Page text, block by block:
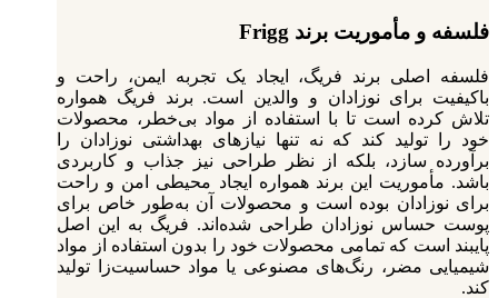
فلسفه و مأموریت برند Frigg
فلسفه اصلی برند فریگ، ایجاد یک تجربه ایمن، راحت و
باکیفیت برای نوزادان و والدین است. برند فریگ همواره
تلاش کرده است تا با استفاده از مواد بی‌خطر، محصولات
خود را تولید کند که نه تنها نیازهای بهداشتی نوزادان را
برآورده سازد، بلکه از نظر طراحی نیز جذاب و کاربردی
باشد. مأموریت این برند همواره ایجاد محیطی امن و راحت
برای نوزادان بوده است و محصولات آن به‌طور خاص برای
پوست حساس نوزادان طراحی شده‌اند. فریگ به این اصل
پایبند است که تمامی محصولات خود را بدون استفاده از مواد
شیمیایی مضر، رنگ‌های مصنوعی یا مواد حساسیت‌زا تولید
کند.